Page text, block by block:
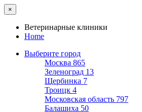
×
Ветеринарные клиники
Home
Выберите город
Москва 865
Зеленоград 13
Щербинка 7
Троицк 4
Московская область 797
Балашиха 50